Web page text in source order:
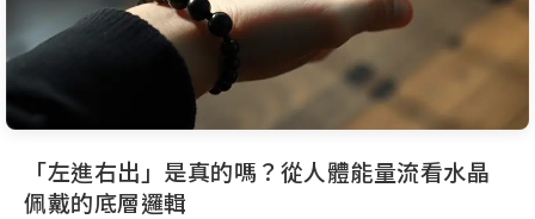
「左進右出」是真的嗎？從人體能量流看水晶
佩戴的底層邏輯